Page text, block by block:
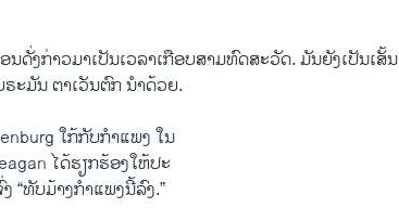
ດັ່ງກ່າວ​ມາ​ເປັນ​ເວລາ​ເກືອບ​ສາມ​ທົດ​ສະ​ວັດ. ມັນ​ຍັງເປັນ​ເສັ້ນ​
ະ​ມັນ ຕາ​ເວັນ​ຕົກ ນຳ​ດ້ວຍ.
ໃກ້​ກັບ​ກໍາ​ແພງ ​ໃນ
ໄດ້​ຮຽກຮ້ອງ​ໃຫ້ປະ
“ທັບ​ມ້າງກໍາ​ແພງ​ນີ້​ລົງ.”